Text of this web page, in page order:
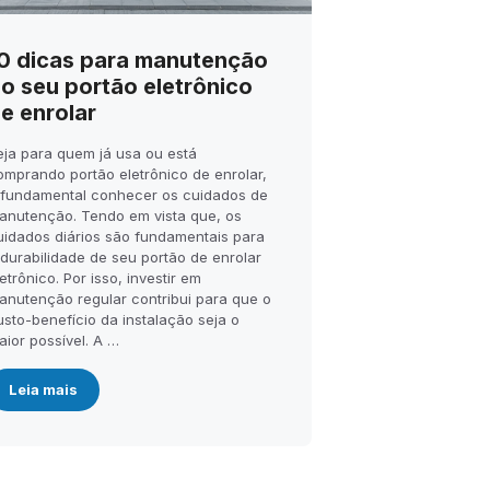
dicas para manutenção
seu portão eletrônico
enrolar
para quem já usa ou está
portão eletrônico de enrolar,
conhecer os cuidados de
Tendo em vista que, os
diários são fundamentais para
de seu portão de enrolar
Por isso, investir em
regular contribui para que o
benefício da instalação seja o
possível. A …
Leia mais